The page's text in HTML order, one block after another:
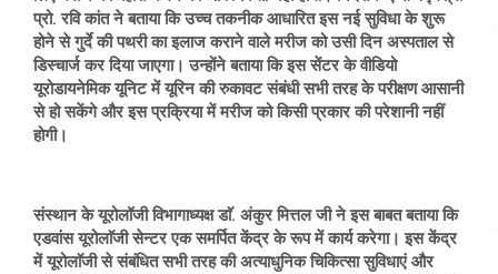
प्रो. रवि कांत ने बताया कि उच्च तकनीक आधारित इस नई सुविधा के शुरू
होने से गुर्दे की पथरी का इलाज कराने वाले मरीज को उसी दिन अस्पताल से
डिस्चार्ज कर दिया जाएगा। उन्होंने बताया कि इस सेंटर के वीडियो
यूरोडायनेमिक यूनिट में यूरिन की रुकावट संबंधी सभी तरह के परीक्षण आसानी
से हो सकेंगे और इस प्रक्रिया में मरीज को किसी प्रकार की परेशानी नहीं
होगी।
संस्थान के यूरोलॉजी विभागाध्यक्ष डाॅ. अंकुर मित्तल जी ने इस बाबत बताया कि
एडवांस यूरोलाॅजी सेन्टर एक समर्पित केंद्र के रूप में कार्य करेगा। इस केंद्र
में यूरोलाॅजी से संबंधित सभी तरह की अत्याधुनिक चिकित्सा सुविधाएं और